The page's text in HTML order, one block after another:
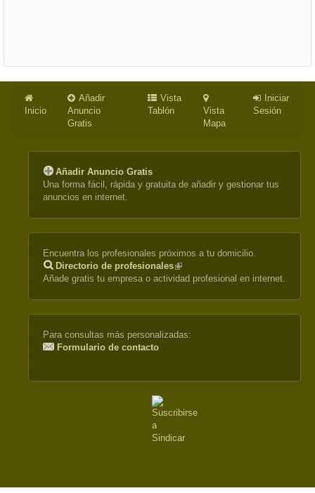
Inicio
Añadir
Anuncio
Gratis
Vista
Tablón
Vista
Mapa
Iniciar
Sesión
Añadir Anuncio Gratis
Una forma fácil, rápida y gratuita de añadir y gestionar tus
anuncios en internet.
Encuentra los profesionales próximos a tu domicilio.
Directorio de profesionales(link
is
Añade gratis tu empresa o actividad profesional en internet.
Para consultas más personalizadas:
Formulario de contacto